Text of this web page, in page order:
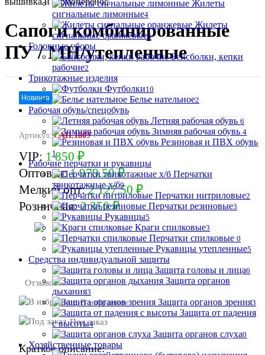
Жилеты
сигнальные лимонные4
Жилеты
сигнальные оранжевые5
Головные уборы
Бейсболки, кепки
рабочие2
Трикотажные изделия
Футболки10
Белье нательное2
Рабочая обувь/спецобувь
Летняя рабочая обувь 6
Зимняя рабочая обувь 4
Резиновая и ПВХ обувь
1
Рабочие перчатки и рукавицы
Перчатки
трикотажные х/б9
Перчатки нитриловые2
Перчатки резиновые3
Рукавицы5
Краги спилковые3
Перчатки спилковые 0
Рукавицы утепленные5
Средства индивидуальной защиты
Защита головы и лица6
Защита органов
дыхания3
Защита органов зрения3
Защита от падения
с высоты4
Защита органов слуха0
Хозяйственные товары
Сапоги комбинированные
ПУ / МН/утепленные
Новинка
Артикул:САП.180У
VIP: 1 850 ₽
Оптовая:1 979.50 ₽
Мелкий опт:2 127.50 ₽
Розничная:2 350 ₽
В корзину
Отзывов:
В избранное
Под заказ
Краткое описание: